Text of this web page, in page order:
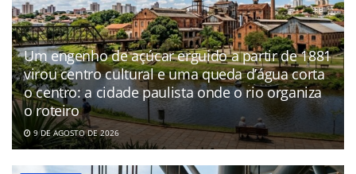
Um engenho de açúcar erguido a partir de 1881
virou centro cultural e uma queda d’água corta
o centro: a cidade paulista onde o rio organiza
o roteiro
9 DE AGOSTO DE 2026